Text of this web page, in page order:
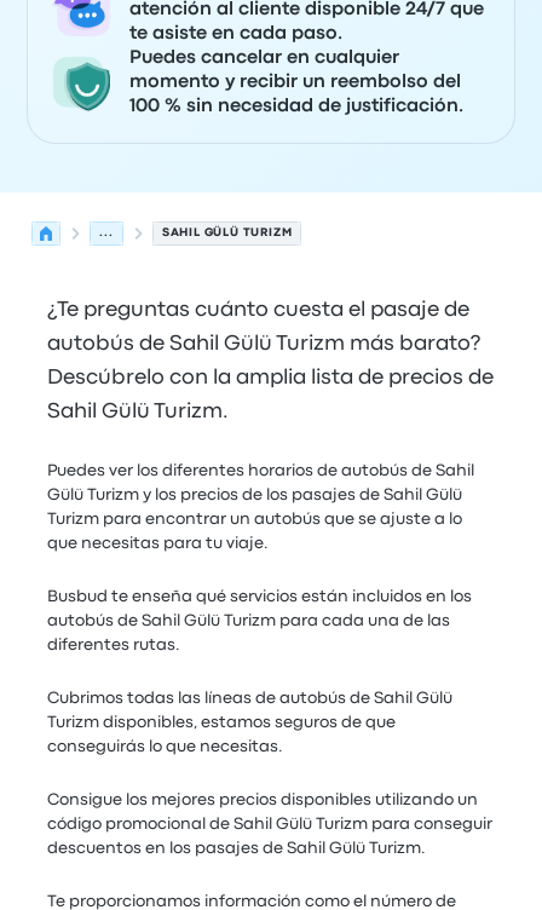
atención al cliente disponible 24/7 que
te asiste en cada paso.
Puedes cancelar en cualquier
momento y recibir un reembolso del
100 % sin necesidad de justificación.
... SAHIL GÜLÜ TURIZM
¿Te preguntas cuánto cuesta el pasaje de
autobús de Sahil Gülü Turizm más barato?
Descúbrelo con la amplia lista de precios de
Sahil Gülü Turizm.
Puedes ver los diferentes horarios de autobús de Sahil
Gülü Turizm y los precios de los pasajes de Sahil Gülü
Turizm para encontrar un autobús que se ajuste a lo
que necesitas para tu viaje.
Busbud te enseña qué servicios están incluidos en los
autobús de Sahil Gülü Turizm para cada una de las
diferentes rutas.
Cubrimos todas las líneas de autobús de Sahil Gülü
Turizm disponibles, estamos seguros de que
conseguirás lo que necesitas.
Consigue los mejores precios disponibles utilizando un
código promocional de Sahil Gülü Turizm para conseguir
descuentos en los pasajes de Sahil Gülü Turizm.
Te proporcionamos información como el número de